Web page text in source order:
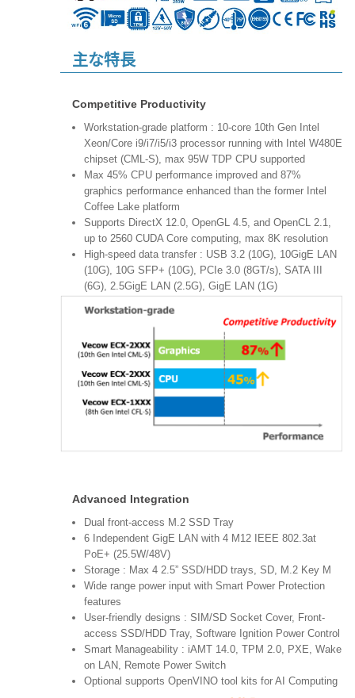
主な特長
Competitive Productivity
Workstation-grade platform : 10-core 10th Gen Intel
Xeon/Core i9/i7/i5/i3 processor running with Intel W480E
chipset (CML-S), max 95W TDP CPU supported
Max 45% CPU performance improved and 87%
graphics performance enhanced than the former Intel
Coffee Lake platform
Supports DirectX 12.0, OpenGL 4.5, and OpenCL 2.1,
up to 2560 CUDA Core computing, max 8K resolution
High-speed data transfer : USB 3.2 (10G), 10GigE LAN
(10G), 10G SFP+ (10G), PCIe 3.0 (8GT/s), SATA III
(6G), 2.5GigE LAN (2.5G), GigE LAN (1G)
Advanced Integration
Dual front-access M.2 SSD Tray
6 Independent GigE LAN with 4 M12 IEEE 802.3at
PoE+ (25.5W/48V)
Storage : Max 4 2.5” SSD/HDD trays, SD, M.2 Key M
Wide range power input with Smart Power Protection
features
User-friendly designs : SIM/SD Socket Cover, Front-
access SSD/HDD Tray, Software Ignition Power Control
Smart Manageability : iAMT 14.0, TPM 2.0, PXE, Wake
on LAN, Remote Power Switch
Optional supports OpenVINO tool kits for AI Computing